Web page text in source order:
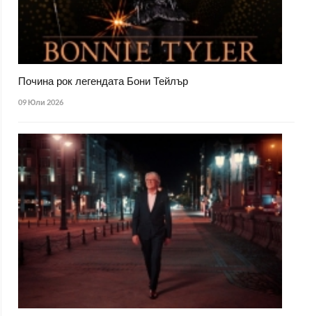
Почина рок легендата Бони Тейлър
09 Юли 2026